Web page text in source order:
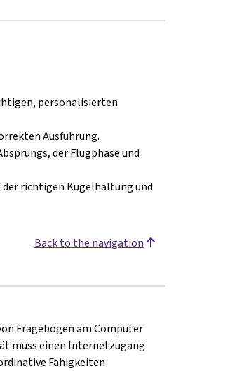
personalisierten
Ausführung.
der Flugphase und
richtigen Kugelhaltung und
Back to the navigation
Fragebögen am Computer
muss einen Internetzugang
Fähigkeiten